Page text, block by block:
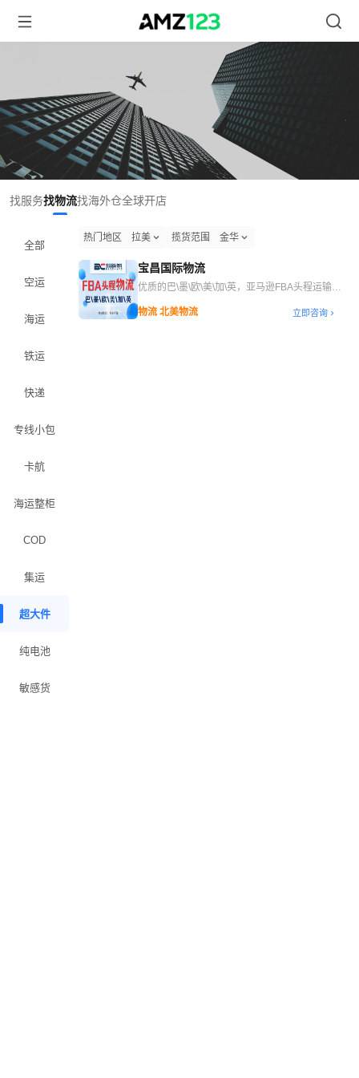
找服务找物流找海外仓全球开店
全部
空运
海运
铁运
快递
专线小包
卡航
海运整柜
COD
集运
超大件
纯电池
敏感货
热门地区 拉美 揽货范围 金华
宝昌国际物流
优质的巴\墨\欧\美\加\英，亚马逊FBA头程运输服
物流 北美物流
立即咨询